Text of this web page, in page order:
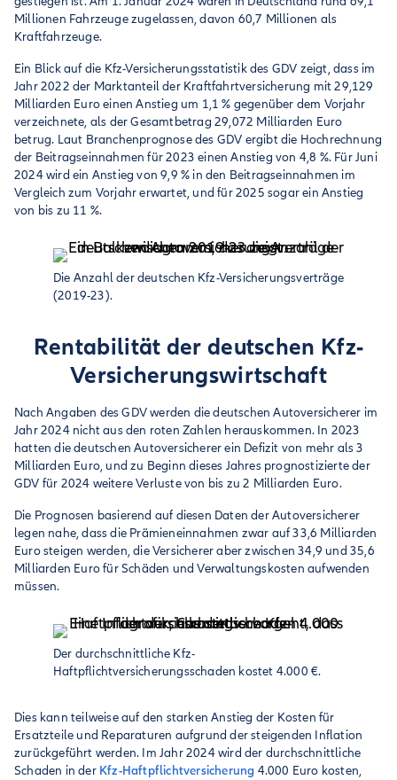
Millionen Fahrzeuge zugelassen, davon 60,7 Millionen als
Kraftfahrzeuge.
Ein Blick auf die Kfz-Versicherungsstatistik des GDV zeigt, dass im
Jahr 2022 der Marktanteil der Kraftfahrtversicherung mit 29,129
Milliarden Euro einen Anstieg um 1,1 % gegenüber dem Vorjahr
verzeichnete, als der Gesamtbetrag 29,072 Milliarden Euro
betrug. Laut Branchenprognose des GDV ergibt die Hochrechnung
der Beitragseinnahmen für 2023 einen Anstieg von 4,8 %. Für Juni
2024 wird ein Anstieg von 9,9 % in den Beitragseinnahmen im
Vergleich zum Vorjahr erwartet, und für 2025 sogar ein Anstieg
von bis zu 11 %.
Die Anzahl der deutschen Kfz-Versicherungsverträge
(2019-23).
Rentabilität der deutschen Kfz-
Versicherungswirtschaft
Nach Angaben des GDV werden die deutschen Autoversicherer im
Jahr 2024 nicht aus den roten Zahlen herauskommen. In 2023
hatten die deutschen Autoversicherer ein Defizit von mehr als 3
Milliarden Euro, und zu Beginn dieses Jahres prognostizierte der
GDV für 2024 weitere Verluste von bis zu 2 Milliarden Euro.
Die Prognosen basierend auf diesen Daten der Autoversicherer
legen nahe, dass die Prämieneinnahmen zwar auf 33,6 Milliarden
Euro steigen werden, die Versicherer aber zwischen 34,9 und 35,6
Milliarden Euro für Schäden und Verwaltungskosten aufwenden
müssen.
Der durchschnittliche Kfz-
Haftpflichtversicherungsschaden kostet 4.000 €.
Dies kann teilweise auf den starken Anstieg der Kosten für
Ersatzteile und Reparaturen aufgrund der steigenden Inflation
zurückgeführt werden. Im Jahr 2024 wird der durchschnittliche
Schaden in der Kfz-Haftpflichtversicherung 4.000 Euro kosten,